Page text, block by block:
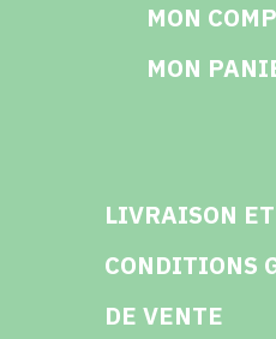
MON
MON
LIVRAISON
CONDITIONS
DE VENTE